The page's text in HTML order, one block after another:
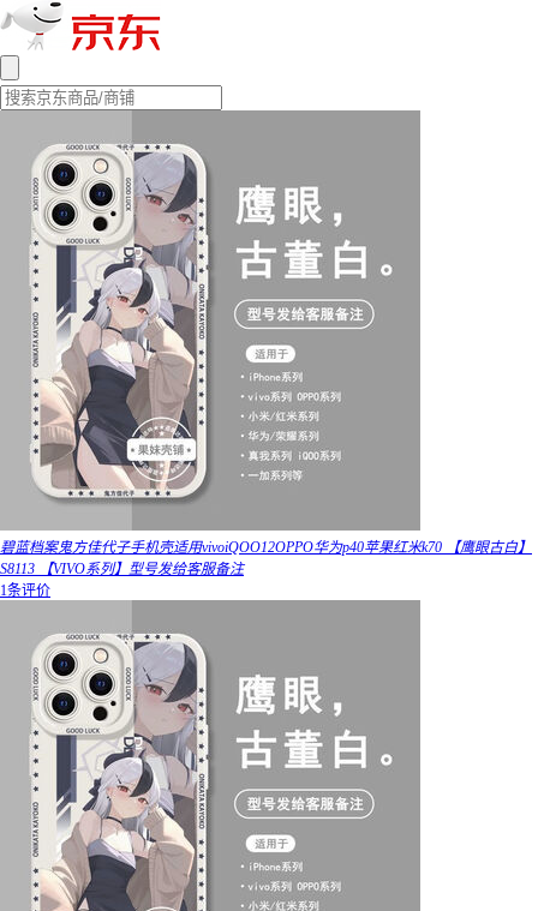
碧蓝档案鬼方佳代子手机壳适用vivoiQOO12OPPO华为p40苹果红米k70 【鹰眼古白】
S8113 【VIVO系列】型号发给客服备注
1条评价